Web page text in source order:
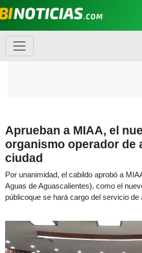
Aprueban a MIAA, el
organismo operador de
ciudad
Por unanimidad, el cabildo aprobó a
Aguas de Aguascalientes), como el
públicoque se hará cargo del servicio de